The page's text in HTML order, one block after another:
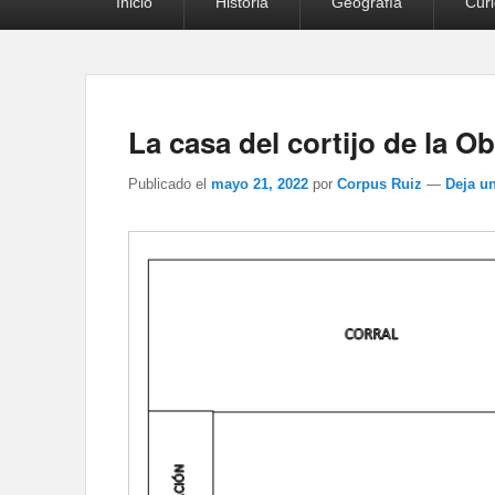
La casa del cortijo de la
Publicado el mayo 21, 2022 por Corpus Ruiz — Deja